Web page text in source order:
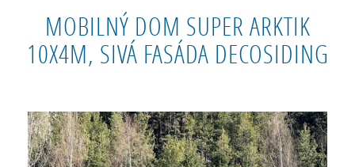
MOBILNÝ DOM SUPER ARKTIK
10X4M, SIVÁ FASÁDA DECOSIDING